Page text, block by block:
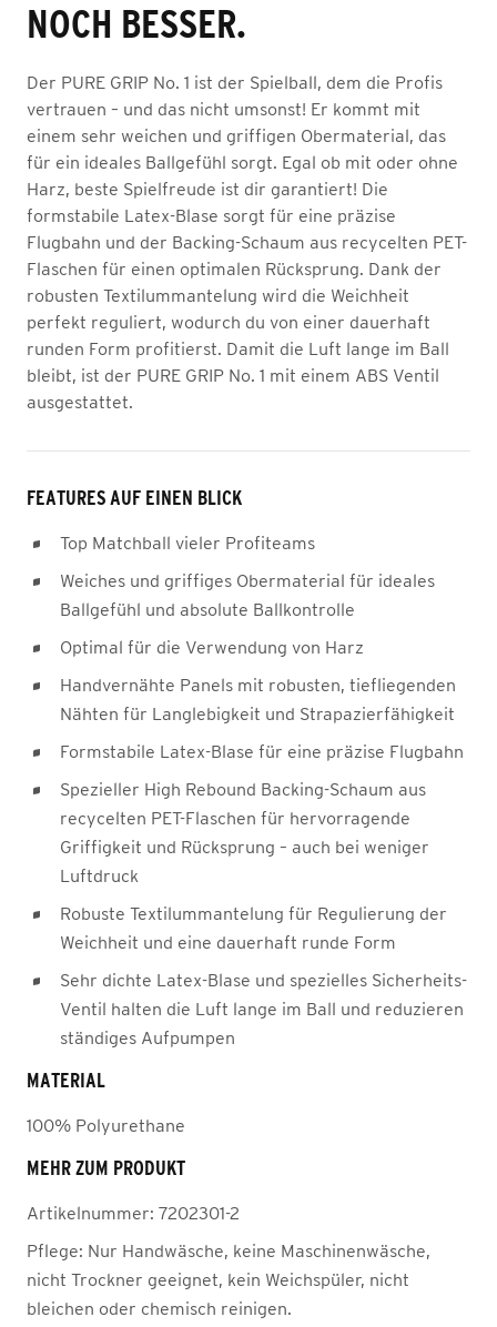
NOCH BESSER.
Der PURE GRIP No. 1 ist der Spielball, dem die Profis
vertrauen – und das nicht umsonst! Er kommt mit
einem sehr weichen und griffigen Obermaterial, das
für ein ideales Ballgefühl sorgt. Egal ob mit oder ohne
Harz, beste Spielfreude ist dir garantiert! Die
formstabile Latex-Blase sorgt für eine präzise
Flugbahn und der Backing-Schaum aus recycelten PET-
Flaschen für einen optimalen Rücksprung. Dank der
robusten Textilummantelung wird die Weichheit
perfekt reguliert, wodurch du von einer dauerhaft
runden Form profitierst. Damit die Luft lange im Ball
bleibt, ist der PURE GRIP No. 1 mit einem ABS Ventil
ausgestattet.
FEATURES AUF EINEN BLICK
Top Matchball vieler Profiteams
Weiches und griffiges Obermaterial für ideales
Ballgefühl und absolute Ballkontrolle
Optimal für die Verwendung von Harz
Handvernähte Panels mit robusten, tiefliegenden
Nähten für Langlebigkeit und Strapazierfähigkeit
Formstabile Latex-Blase für eine präzise Flugbahn
Spezieller High Rebound Backing-Schaum aus
recycelten PET-Flaschen für hervorragende
Griffigkeit und Rücksprung – auch bei weniger
Luftdruck
Robuste Textilummantelung für Regulierung der
Weichheit und eine dauerhaft runde Form
Sehr dichte Latex-Blase und spezielles Sicherheits-
Ventil halten die Luft lange im Ball und reduzieren
ständiges Aufpumpen
MATERIAL
100% Polyurethane
MEHR ZUM PRODUKT
Artikelnummer: 7202301-2
Pflege: Nur Handwäsche, keine Maschinenwäsche,
nicht Trockner geeignet, kein Weichspüler, nicht
bleichen oder chemisch reinigen.